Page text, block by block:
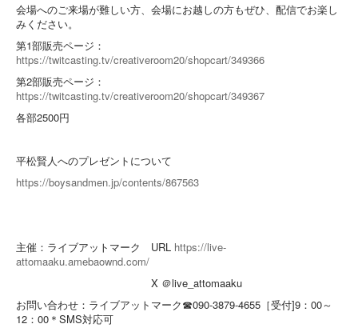
会場へのご来場が難しい方、会場にお越しの方もぜひ、配信でお楽し
みください。
第1部販売ページ：
https://twitcasting.tv/creativeroom20/shopcart/349366
第2部販売ページ：
https://twitcasting.tv/creativeroom20/shopcart/349367
各部2500円
平松賢人へのプレゼントについて
https://boysandmen.jp/contents/867563
主催：ライブアットマーク URL https://live-
attomaaku.amebaownd.com/
X ＠live_attomaaku
お問い合わせ：ライブアットマーク☎090-3879-4655［受付]9：00～
12：00＊SMS対応可